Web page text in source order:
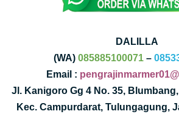
DALILLA
(WA)085885100071 –
Email :
Jl. Kanigoro Gg 4 No. 35,
Kec. Campurdarat, Tulungagung,